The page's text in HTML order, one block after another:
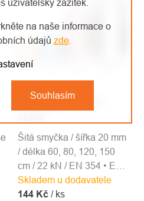
uživatelský zážitek.
na naše informace o
údajů zde.
Souhlasím
Singing Rock OPEN
Skladem u dodavatele
144 Kč / ks
Šitá smyčka / šířka 20 mm
/ délka 60, 80, 120, 150
cm / 22 kN / EN 354 • EN
566 • EN 795B